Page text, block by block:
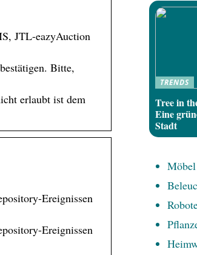
JTL-eazyAuction
Bitte,
erlaubt ist dem
Ereignissen
Ereignissen
TRENDS
Tree in
Eine
Stadt
Möbel